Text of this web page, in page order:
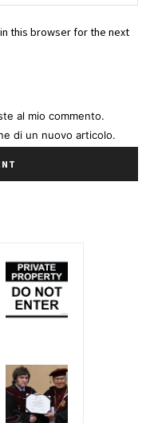
this browser for the next
al mio commento.
di un nuovo articolo.